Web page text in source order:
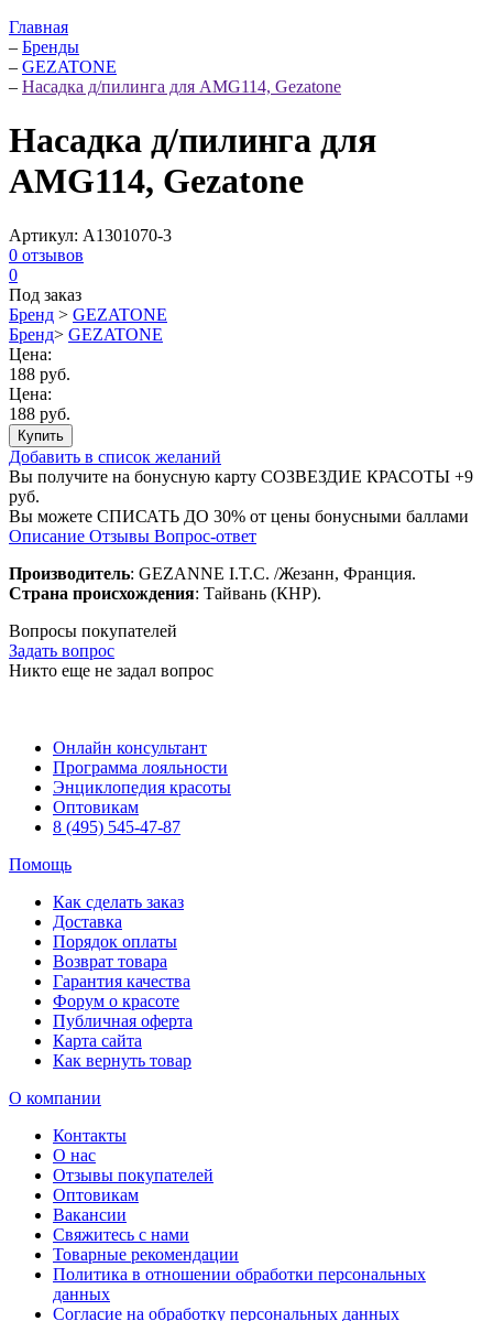
Главная
– Бренды
– GEZATONE
– Насадка д/пилинга для AMG114, Gezatone
Насадка д/пилинга для
AMG114, Gezatone
Артикул: A1301070-3
0 отзывов
0
Под заказ
Бренд > GEZATONE
Бренд> GEZATONE
Цена:
188 руб.
Цена:
188 руб.
Купить
Добавить в список желаний
Вы получите на бонусную карту СОЗВЕЗДИЕ КРАСОТЫ +9
руб.
Вы можете СПИСАТЬ ДО 30% от цены бонусными баллами
Описание Отзывы Вопрос-ответ
Производитель: GEZANNE I.T.C. /Жезанн, Франция.
Страна происхождения: Тайвань (КНР).
Вопросы покупателей
Задать вопрос
Никто еще не задал вопрос
Онлайн консультант
Программа лояльности
Энциклопедия красоты
Оптовикам
8 (495) 545-47-87
Помощь
Как сделать заказ
Доставка
Порядок оплаты
Возврат товара
Гарантия качества
Форум о красоте
Публичная оферта
Карта сайта
Как вернуть товар
О компании
Контакты
О нас
Отзывы покупателей
Оптовикам
Вакансии
Свяжитесь с нами
Товарные рекомендации
Политика в отношении обработки персональных
данных
Согласие на обработку персональных данных